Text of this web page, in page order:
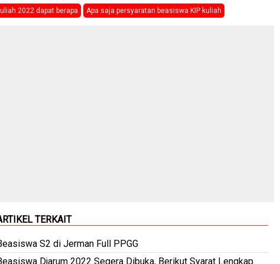
2022 dapat berapa Apa saja persyaratan beasiswa KIP kuliah
TERKAIT
S2 di Jerman Full PPGG
Djarum 2022 Segera Dibuka, Berikut Syarat Lengkap